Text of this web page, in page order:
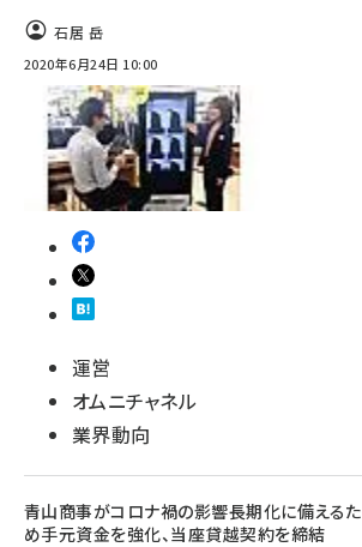
石居 岳
2020年6月24日 10:00
運営
オムニチャネル
業界動向
青山商事がコロナ禍の影響長期化に備えるた
め手元資金を強化、当座貸越契約を締結